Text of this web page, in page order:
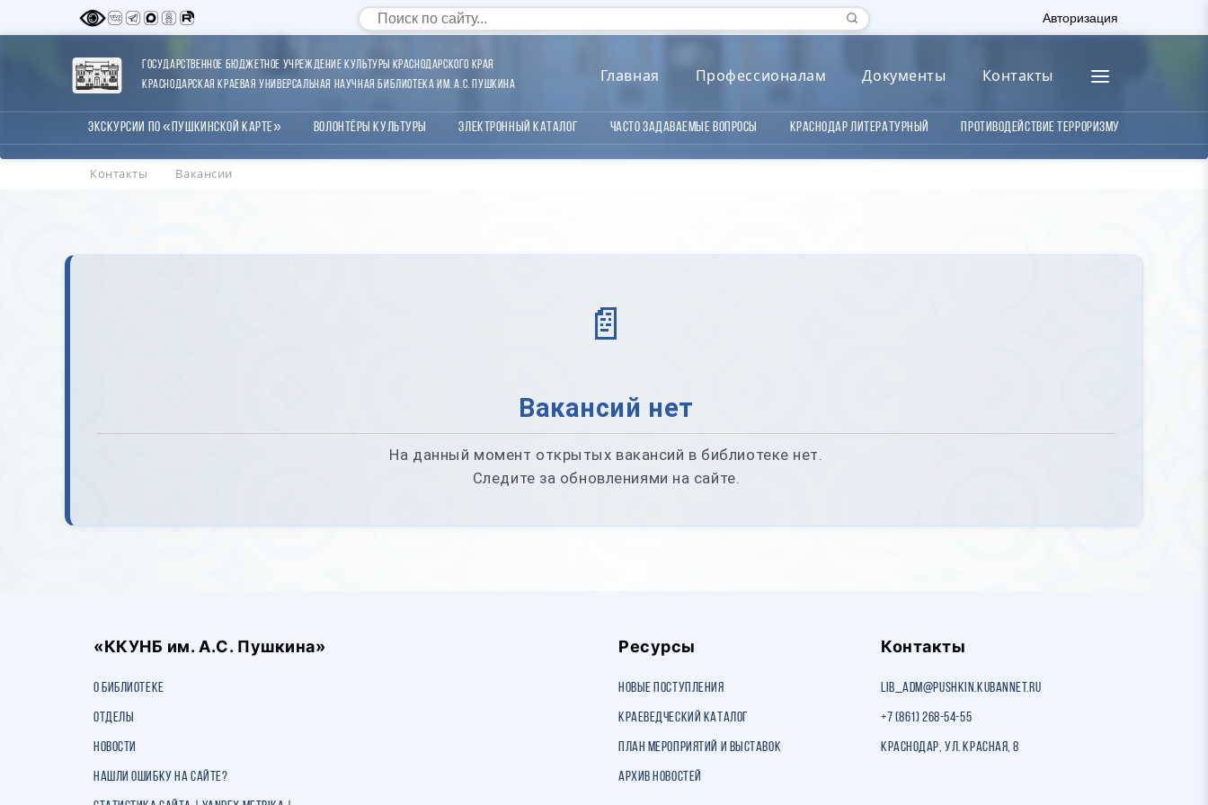
Авторизация
Государственное бюджетное учреждение культуры Краснодарского края
Краснодарская краевая универсальная научная библиотека им. А.С. Пушкина
Главная Профессионалам Документы Контакты
Экскурсии по «Пушкинской карте» Волонтёры Культуры Электронный каталог Часто задаваемые вопросы Краснодар литературный Противодействие терроризму
Контакты Вакансии
📄
Вакансий нет
На данный момент открытых вакансий в библиотеке нет.
Следите за обновлениями на сайте.
«ККУНБ им. А.С. Пушкина»
О библиотеке
Отделы
Новости
Нашли ошибку на сайте?
Ресурсы
Новые поступления
Краеведческий каталог
План мероприятий и выставок
Архив новостей
Контакты
lib_adm@pushkin.kubannet.ru
+7 (861) 268-54-55
Краснодар, ул. Красная, 8